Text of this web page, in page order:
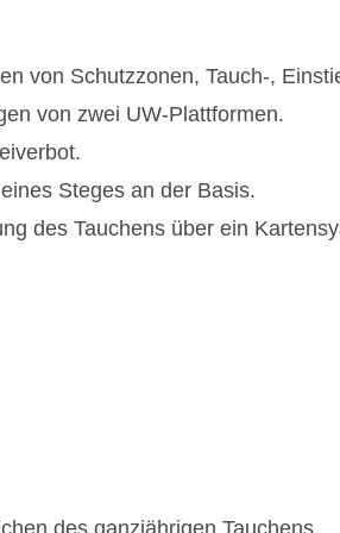
von Schutzzonen, Tauch-,
von zwei UW-Plattformen.
Steges an der Basis.
des Tauchens über ein
des ganzjährigen Tauchens.